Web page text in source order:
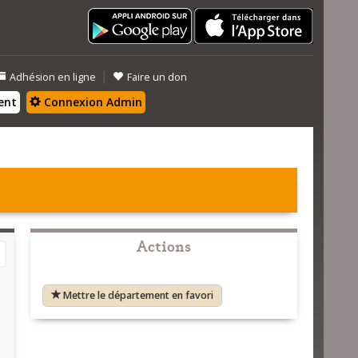
Adhésion en ligne | Faire un don
Connexion Admin
Actions
Mettre le département en favori